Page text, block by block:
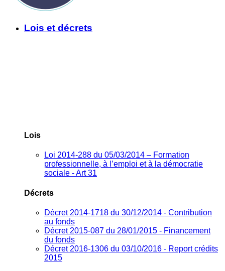
Lois et décrets
Lois
Loi 2014-288 du 05/03/2014 – Formation
professionnelle, à l’emploi et à la démocratie
sociale - Art 31
Décrets
Décret 2014-1718 du 30/12/2014 - Contribution
au fonds
Décret 2015-087 du 28/01/2015 - Financement
du fonds
Décret 2016-1306 du 03/10/2016 - Report crédits
2015